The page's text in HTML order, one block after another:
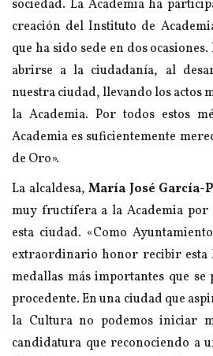
sociedad. La Academia ha
creación del Instituto de
que ha sido sede en dos
abrirse a la ciudadanía, al
nuestra ciudad, llevando los actos
la Academia. Por todos estos
Academia es suficientemente
de Oro».
La alcaldesa,María José García-
muy fructífera a la Academia
esta ciudad. «Como
extraordinario honor recibir esta
medallas más importantes que
procedente. En una ciudad que
la Cultura no podemos iniciar
candidatura que reconociendo a